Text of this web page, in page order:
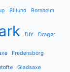
Billund Bornholm
DIY Dragør
Fredensborg
Gladsaxe